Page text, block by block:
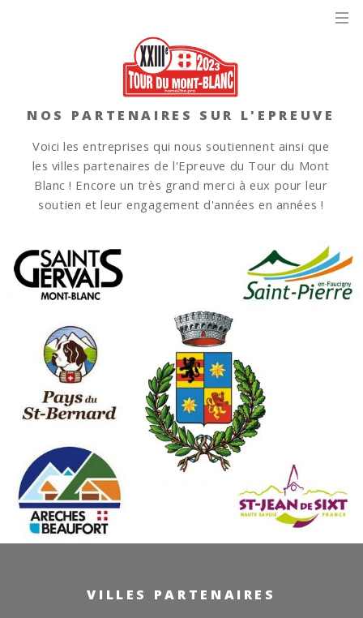
NOS PARTENAIRES SUR L'EPREUVE
Voici les entreprises qui nous soutiennent ainsi que
les villes partenaires de l'Epreuve du Tour du Mont
Blanc ! Encore un très grand merci à eux pour leur
soutien et leur engagement d'années en années !
VILLES PARTENAIRES